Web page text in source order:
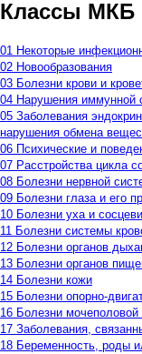
Классы МКБ
01 Некоторые
02 Новообразования
03 Болезни крови и
04 Нарушения иммунной
05 Заболевания
нарушения обмена
06 Психические и
07 Расстройства цикла
08 Болезни нервной
09 Болезни глаза и его
10 Болезни уха и
11 Болезни системы
12 Болезни органов
13 Болезни органов
14 Болезни кожи
15 Болезни опорно-
16 Болезни
17 Заболевания,
18 Беременность, роды